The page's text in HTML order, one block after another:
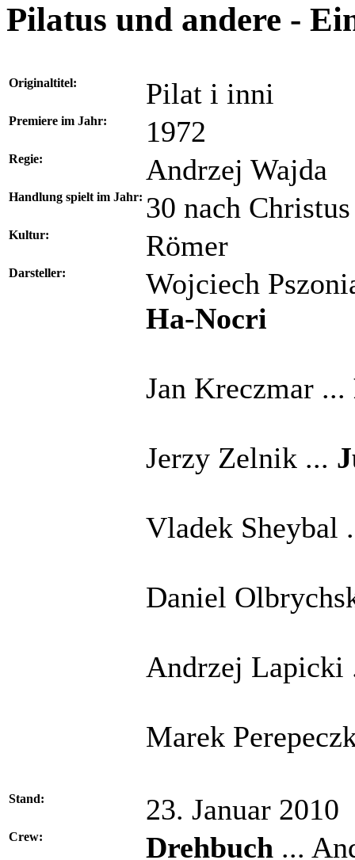
Pilatus und andere -
Originaltitel: Pilat i inni
Premiere im Jahr: 1972
Regie: Andrzej Wajda
Handlung spielt im Jahr: 30 nach Christus
Kultur: Römer
Darsteller:
Wojciech
Ha-Nocri
Jan Kreczmar ...
Jerzy Zelnik ...
Vladek Sheybal
Daniel
Andrzej Lapicki
Marek
Stand: 23. Januar 2010
Crew: Drehbuch ...